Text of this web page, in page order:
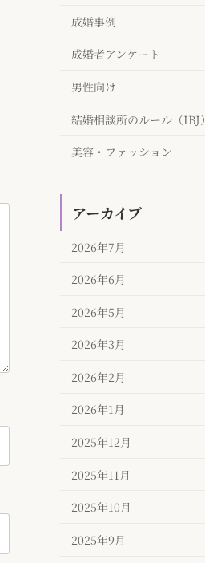
成婚事例
成婚者アンケート
男性向け
結婚相談所のルール（IBJ）
美容・ファッション
アーカイブ
2026年7月
2026年6月
2026年5月
2026年3月
2026年2月
2026年1月
2025年12月
2025年11月
2025年10月
2025年9月